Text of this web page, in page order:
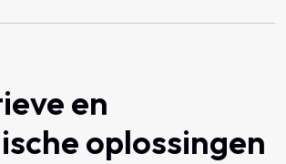
en
oplossingen